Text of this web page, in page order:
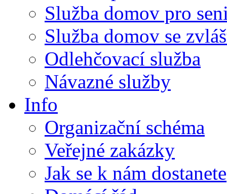
Služba domov pro
Služba domov se
Odlehčovací služba
Návazné služby
Info
Organizační schéma
Veřejné zakázky
Jak se k nám dostanete